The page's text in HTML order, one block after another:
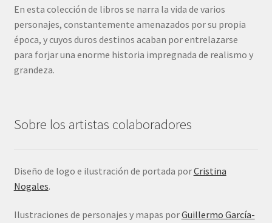
Contacto
En esta colección de libros se narra la vida de varios
personajes, constantemente amenazados por su propia
época, y cuyos duros destinos acaban por entrelazarse
para forjar una enorme historia impregnada de realismo y
grandeza.
Sobre los artistas colaboradores
Diseño de logo e ilustración de portada porCristina
Nogales.
Ilustraciones de personajes y mapas porGuillermo García-